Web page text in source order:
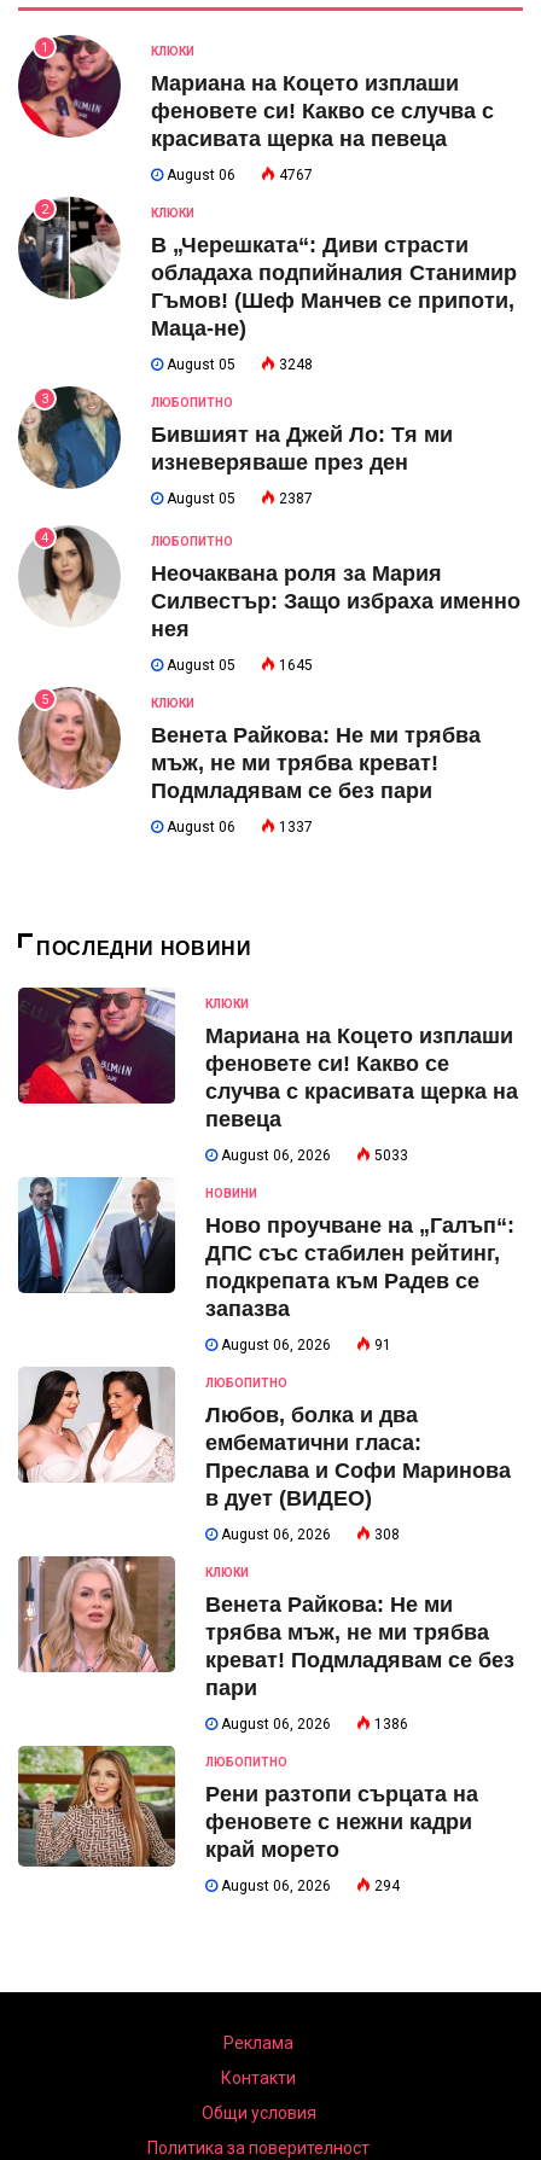
1 КЛЮКИ
Мариана на Коцето изплаши
феновете си! Какво се случва с
красивата щерка на певеца
August 06 4767
2 КЛЮКИ
В „Черешката“: Диви страсти
обладаха подпийналия Станимир
Гъмов! (Шеф Манчев се припоти,
Маца-не)
August 05 3248
3 ЛЮБОПИТНО
Бившият на Джей Ло: Тя ми
изневеряваше през ден
August 05 2387
4 ЛЮБОПИТНО
Неочаквана роля за Мария
Силвестър: Защо избраха именно
нея
August 05 1645
5 КЛЮКИ
Венета Райкова: Не ми трябва
мъж, не ми трябва креват!
Подмладявам се без пари
August 06 1337
ПОСЛЕДНИ НОВИНИ
КЛЮКИ
Мариана на Коцето изплаши
феновете си! Какво се
случва с красивата щерка на
певеца
August 06, 2026 5033
НОВИНИ
Ново проучване на „Галъп“:
ДПС със стабилен рейтинг,
подкрепата към Радев се
запазва
August 06, 2026 91
ЛЮБОПИТНО
Любов, болка и два
ембематични гласа:
Преслава и Софи Маринова
в дует (ВИДЕО)
August 06, 2026 308
КЛЮКИ
Венета Райкова: Не ми
трябва мъж, не ми трябва
креват! Подмладявам се без
пари
August 06, 2026 1386
ЛЮБОПИТНО
Рени разтопи сърцата на
феновете с нежни кадри
край морето
August 06, 2026 294
Реклама
Контакти
Общи условия
Политика за поверителност